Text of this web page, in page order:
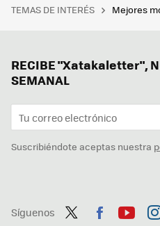
TEMAS DE INTERÉS Mejores
RECIBE "Xatakaletter",
SEMANAL
Suscribiéndote aceptas nuestra
Síguenos